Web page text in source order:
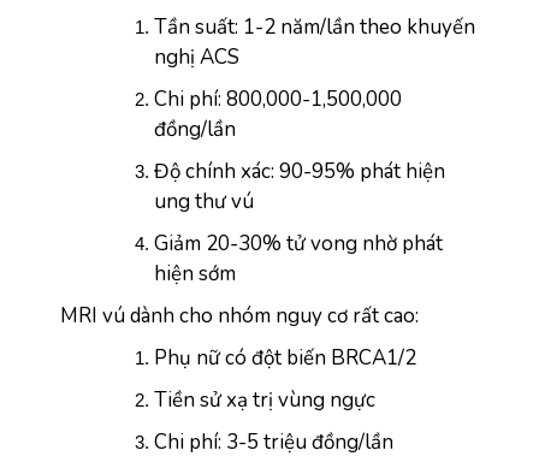
Tần suất: 1-2 năm/lần theo khuyến
nghị ACS
Chi phí: 800,000-1,500,000
đồng/lần
Độ chính xác: 90-95% phát hiện
ung thư vú
Giảm 20-30% tử vong nhờ phát
hiện sớm
MRI vú dành cho nhóm nguy cơ rất cao:
Phụ nữ có đột biến BRCA1/2
Tiền sử xạ trị vùng ngực
Chi phí: 3-5 triệu đồng/lần